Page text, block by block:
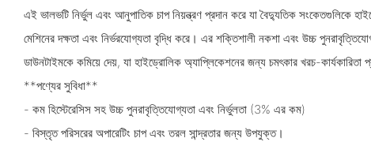
এই ভালভটি নির্ভুল এবং আনুপাতিক চাপ নিয়ন্ত্রণ প্রদান করে যা বৈদ্যুতিক সংকেতগুলিকে
মেশিনের দক্ষতা এবং নির্ভরযোগ্যতা বৃদ্ধি করে। এর শক্তিশালী নকশা এবং উচ্চ
ডাউনটাইমকে কমিয়ে দেয়, যা হাইড্রোলিক অ্যাপ্লিকেশনের জন্য চমৎকার খরচ-কার্যকারিতা
**পণ্যের সুবিধা**
- কম হিস্টেরেসিস সহ উচ্চ পুনরাবৃত্তিযোগ্যতা এবং নির্ভুলতা (3% এর কম)
- বিস্তৃত পরিসরের অপারেটিং চাপ এবং তরল সান্দ্রতার জন্য উপযুক্ত।